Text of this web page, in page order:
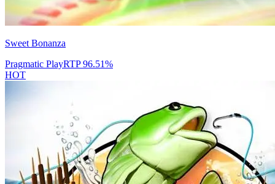
Sweet Bonanza
Pragmatic PlayRTP96.51%
HOT